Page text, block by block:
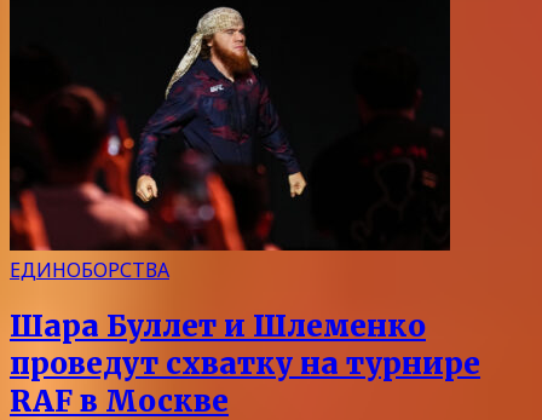
ЕДИНОБОРСТВА
Шара Буллет и Шлеменко
проведут схватку на турнире
RAF в Москве